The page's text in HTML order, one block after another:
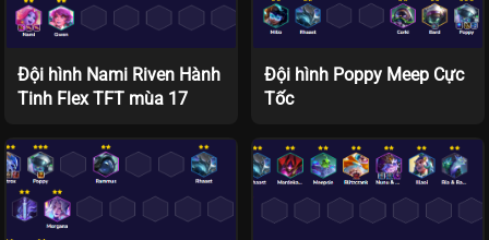
Đội hình Nami Riven Hành
Tinh Flex TFT mùa 17
Đội hình Poppy Meep Cực
Tốc